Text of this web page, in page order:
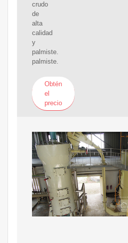
crudo
de
alta
calidad
y
palmiste.
palmiste.
Obtén
el
precio